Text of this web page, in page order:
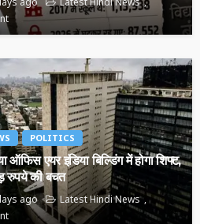
POLITICS
एयर इंडिया बिल्डिंग में होगा शिफ्ट,
रुपये की बचत
ago
Latest Hindi News